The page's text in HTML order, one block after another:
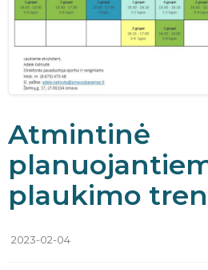
Atmintinė
plaukimo
2023-02-04